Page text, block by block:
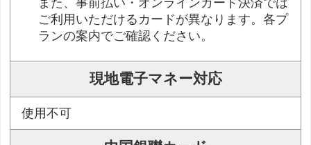
ご利用いただけるカードが異なります。各プ
ランの案内でご確認ください。
現地電子マネー対応
使用不可